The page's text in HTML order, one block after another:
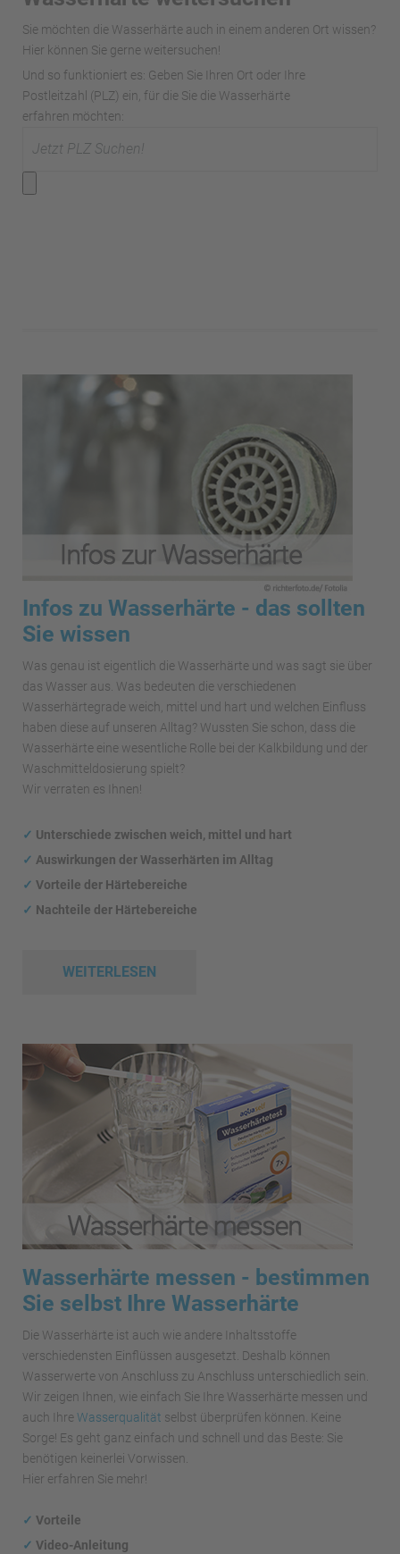
Sie möchten die Wasserhärte auch in einem anderen Ort wissen?
Hier können Sie gerne weitersuchen!
Und so funktioniert es: Geben Sie Ihren Ort oder Ihre
Postleitzahl (PLZ) ein, für die Sie die Wasserhärte
erfahren möchten:
Infos zu Wasserhärte - das sollten
Sie wissen
Was genau ist eigentlich die Wasserhärte und was sagt sie über
das Wasser aus. Was bedeuten die verschiedenen
Wasserhärtegrade weich, mittel und hart und welchen Einfluss
haben diese auf unseren Alltag? Wussten Sie schon, dass die
Wasserhärte eine wesentliche Rolle bei der Kalkbildung und der
Waschmitteldosierung spielt?
Wir verraten es Ihnen!
✓ Unterschiede zwischen weich, mittel und hart
✓ Auswirkungen der Wasserhärten im Alltag
✓ Vorteile der Härtebereiche
✓ Nachteile der Härtebereiche
WEITERLESEN
Wasserhärte messen - bestimmen
Sie selbst Ihre Wasserhärte
Die Wasserhärte ist auch wie andere Inhaltsstoffe
verschiedensten Einflüssen ausgesetzt. Deshalb können
Wasserwerte von Anschluss zu Anschluss unterschiedlich sein.
Wir zeigen Ihnen, wie einfach Sie Ihre Wasserhärte messen und
auch IhreWasserqualität selbst überprüfen können. Keine
Sorge! Es geht ganz einfach und schnell und das Beste: Sie
benötigen keinerlei Vorwissen.
Hier erfahren Sie mehr!
✓ Vorteile
✓ Video-Anleitung